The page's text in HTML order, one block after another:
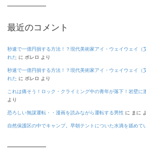
最近のコメント
秒速で一億円損する方法！？現代美術家アイ・ウェイウェイ（
れた に ボレロ より
秒速で一億円損する方法！？現代美術家アイ・ウェイウェイ（
れた に ボレロ より
これは痛そう！ロック・クライミング中の青年が落下！岩壁に
より
恐ろしい無謀運転・・漫画を読みながら運転する男性 に まに
自然保護区の中でキャンプ。早朝テントについた水滴を舐めて